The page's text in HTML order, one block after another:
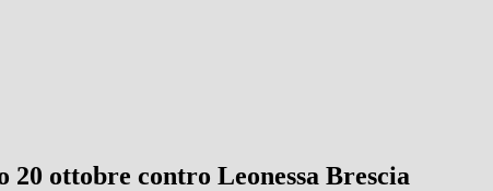
20 ottobre contro Leonessa Brescia